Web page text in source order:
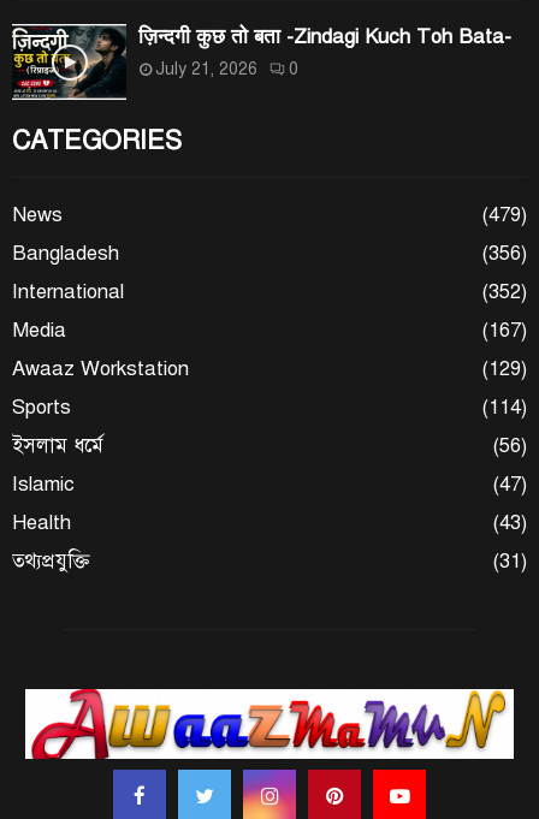
ज़िन्दगी कुछ तो बता -Zindagi Kuch Toh Bata-
July 21, 2026 0
CATEGORIES
News
(479)
Bangladesh
(356)
International
(352)
Media
(167)
Awaaz Workstation
(129)
Sports
(114)
ইসলাম ধর্মে
(56)
Islamic
(47)
Health
(43)
তথ্যপ্রযুক্তি
(31)